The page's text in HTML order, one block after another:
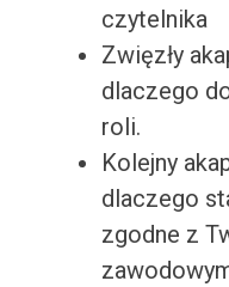
czytelnika
Zwięzły
dlaczego
roli.
Kolejny
dlaczego
zgodne z